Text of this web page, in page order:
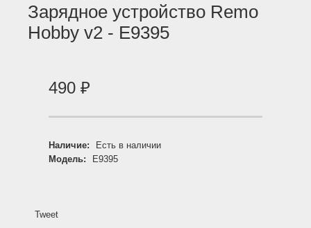
Зарядное устройство Remo
Hobby v2 - E9395
490 ₽
Наличие:
Есть в наличии
Модель:
E9395
Tweet